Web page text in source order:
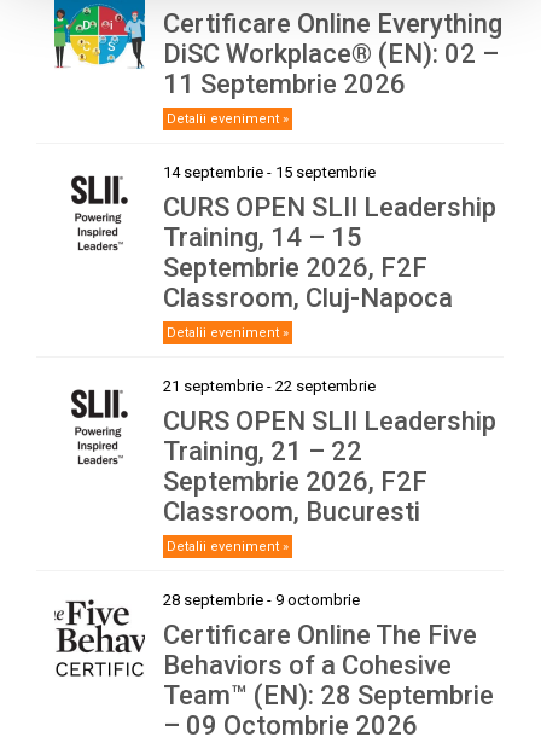
Certificare Online Everything
DiSC Workplace® (EN): 02 –
11 Septembrie 2026
Detalii eveniment »
14 septembrie - 15 septembrie
CURS OPEN SLII Leadership
Training, 14 – 15
Septembrie 2026, F2F
Classroom, Cluj-Napoca
Detalii eveniment »
21 septembrie -22 septembrie
CURS OPEN SLII Leadership
Training, 21 – 22
Septembrie 2026, F2F
Classroom, Bucuresti
Detalii eveniment »
28 septembrie -9 octombrie
Certificare Online The Five
Behaviors of a Cohesive
Team™ (EN): 28 Septembrie
– 09 Octombrie 2026